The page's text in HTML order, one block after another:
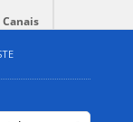
Canais